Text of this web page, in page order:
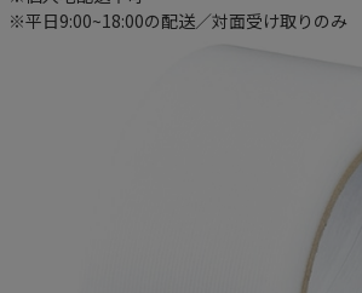
※平日9:00~18:00の配送／対面受け取りのみ